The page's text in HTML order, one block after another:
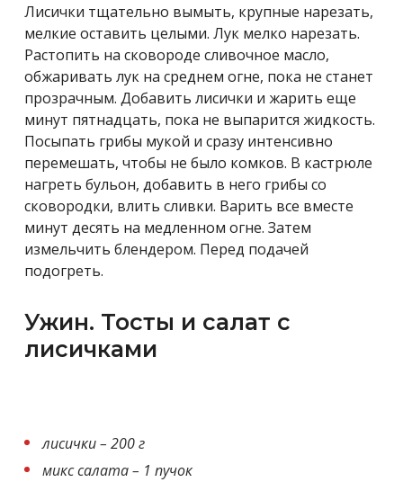
Лисички тщательно вымыть, крупные нарезать,
мелкие оставить целыми. Лук мелко нарезать.
Растопить на сковороде сливочное масло,
обжаривать лук на среднем огне, пока не станет
прозрачным. Добавить лисички и жарить еще
минут пятнадцать, пока не выпарится жидкость.
Посыпать грибы мукой и сразу интенсивно
перемешать, чтобы не было комков. В кастрюле
нагреть бульон, добавить в него грибы со
сковородки, влить сливки. Варить все вместе
минут десять на медленном огне. Затем
измельчить блендером. Перед подачей
подогреть.
Ужин. Тосты и салат с
лисичками
лисички – 200 г
микс салата – 1 пучок